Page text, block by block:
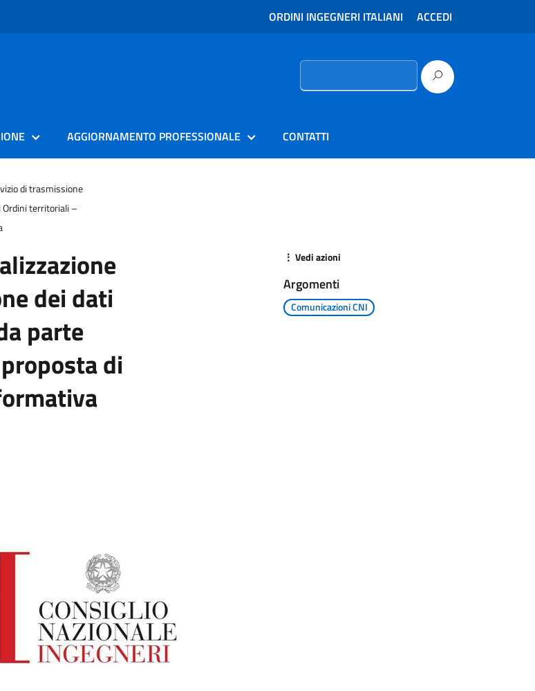
ORDINI INGEGNERI ITALIANI ACCEDI
Ricerca
AGGIORNAMENTO PROFESSIONALE CONTATTI
di trasmissione
Ordini territoriali –
dei dati
parte
di
⋮ Vedi azioni
Argomenti
Comunicazioni CNI